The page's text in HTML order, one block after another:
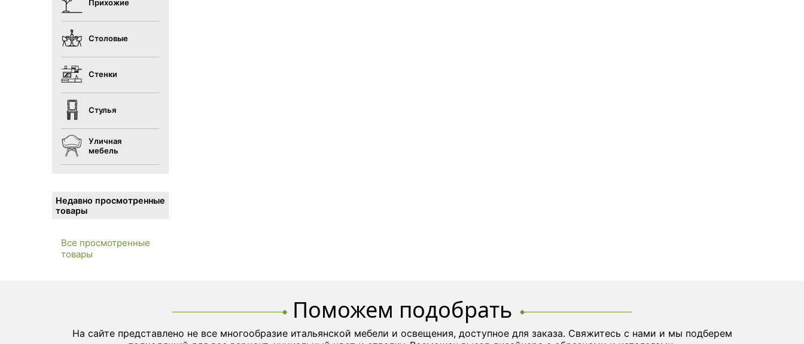
Прихожие
Столовые
Стенки
Стулья
Уличная
мебель
Недавно просмотренные
товары
Все просмотренные
товары
Поможем подобрать
На сайте представлено не все многообразие итальянской мебели и освещения, доступное для заказа. Свяжитесь с нами и мы подберем